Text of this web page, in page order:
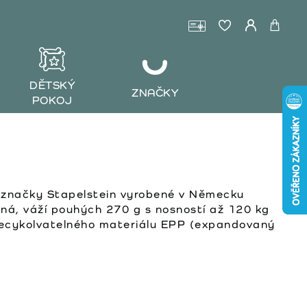
DĚTSKÝ
POKOJ
ZNAČKY
Stapelstein vyrobené v Německu
váží pouhých 270 g s nosností až 120 kg
materiálu EPP (expandovaný